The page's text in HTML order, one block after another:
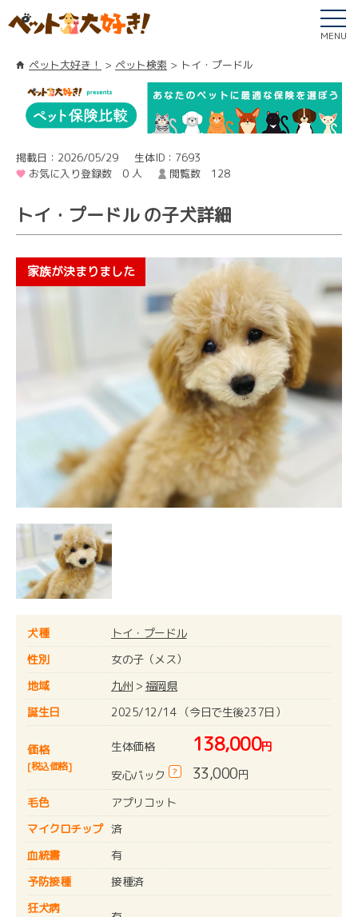
MENU
ペット大好き！ ペット検索 トイ・プードル
掲載日：2026/05/29
生体ID：7693
お気に入り登録数 0 人
閲覧数 128
トイ・プードル の子犬詳細
犬種
トイ・プードル
性別
女の子（メス）
地域
九州 > 福岡県
誕生日
2025/12/14 （今日で生後237日）
価格
[税込価格]
生体価格 138,000円
安心パック
? 33,000円
毛色
アプリコット
マイクロチップ 済
血統書
有
予防接種
接種済
狂犬病